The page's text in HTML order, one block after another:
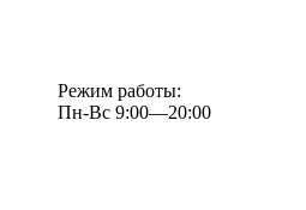
Режим работы:
Пн-Вс 9:00—20:00